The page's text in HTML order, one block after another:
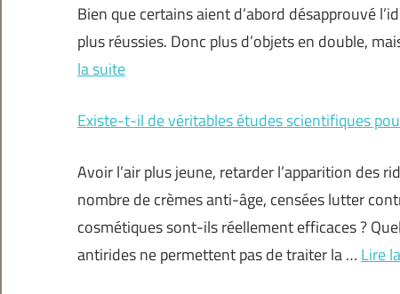
Bien que certains aient d’abord désapprouvé
plus réussies. Donc plus d’objets en double,
la suite
Existe-t-il de véritables études scientifiques
Avoir l’air plus jeune, retarder l’apparition des
nombre de crèmes anti-âge, censées lutter
cosmétiques sont-ils réellement efficaces ?
antirides ne permettent pas de traiter la … Lire